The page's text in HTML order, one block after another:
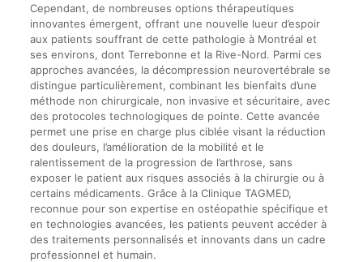
Cependant, de nombreuses options thérapeutiques
innovantes émergent, offrant une nouvelle lueur d’espoir
aux patients souffrant de cette pathologie à Montréal et
ses environs, dont Terrebonne et la Rive-Nord. Parmi ces
approches avancées, la décompression neurovertébrale se
distingue particulièrement, combinant les bienfaits d’une
méthode non chirurgicale, non invasive et sécuritaire, avec
des protocoles technologiques de pointe. Cette avancée
permet une prise en charge plus ciblée visant la réduction
des douleurs, l’amélioration de la mobilité et le
ralentissement de la progression de l’arthrose, sans
exposer le patient aux risques associés à la chirurgie ou à
certains médicaments. Grâce à la Clinique TAGMED,
reconnue pour son expertise en ostéopathie spécifique et
en technologies avancées, les patients peuvent accéder à
des traitements personnalisés et innovants dans un cadre
professionnel et humain.